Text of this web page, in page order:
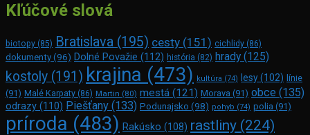
Kľúčové slová
biotopy (85) Bratislava (195) cesty (151) cichlidy (86)
dokumenty (96) Dolné Považie (112) história (82) hrady (125)
kostoly (191) krajina (473) kultúra (74) lesy(102) línie
(91) Malé Karpaty (86) Martin (80) mestá (121) Morava (91) obce (135)
odrazy (110) Piešťany (133) Podunajsko (98) pohyb (74) polia (91)
príroda (483) Rakúsko (108) rastliny (224)